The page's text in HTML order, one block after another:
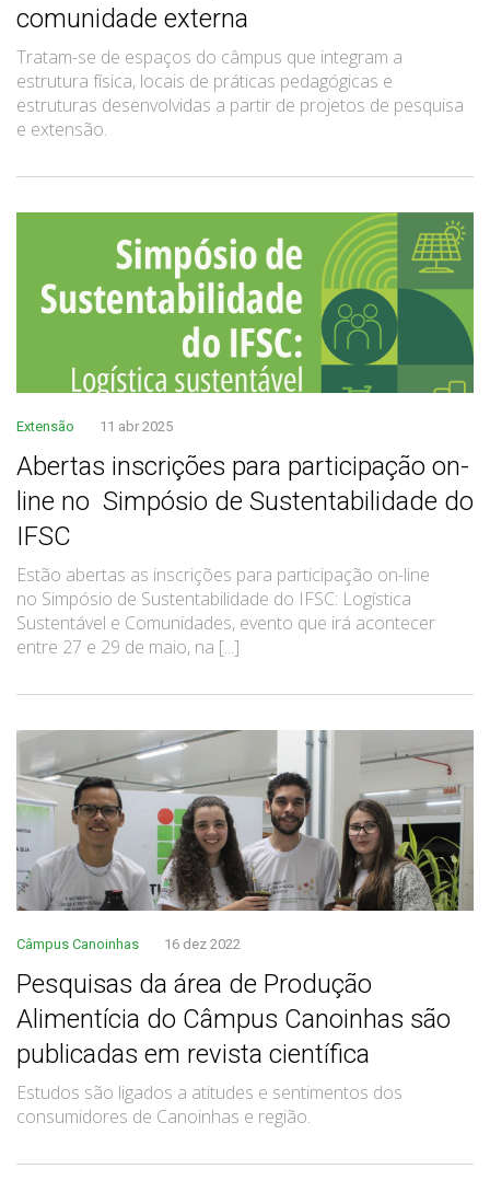
comunidade externa
Tratam-se de espaços do câmpus que integram a
estrutura física, locais de práticas pedagógicas e
estruturas desenvolvidas a partir de projetos de pesquisa
e extensão.
Extensão 11 abr 2025
Abertas inscrições para participação on-
line no Simpósio de Sustentabilidade do
IFSC
Estão abertas as inscrições para participação on-line
no Simpósio de Sustentabilidade do IFSC: Logística
Sustentável e Comunidades, evento que irá acontecer
entre 27 e 29 de maio, na [...]
Câmpus Canoinhas 16 dez 2022
Pesquisas da área de Produção
Alimentícia do Câmpus Canoinhas são
publicadas em revista científica
Estudos são ligados a atitudes e sentimentos dos
consumidores de Canoinhas e região.